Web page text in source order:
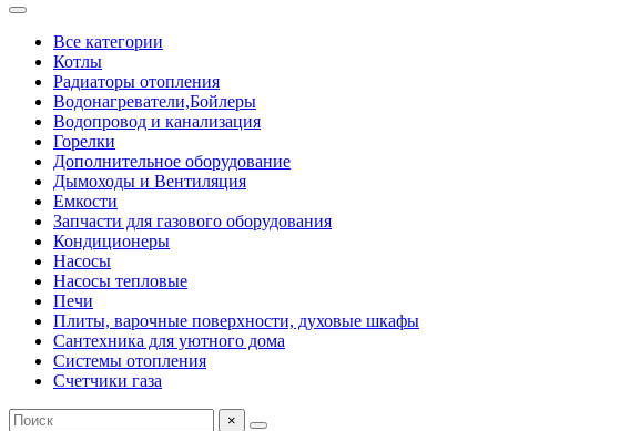
Все категории
Котлы
Радиаторы отопления
Водонагреватели,Бойлеры
Водопровод и канализация
Горелки
Дополнительное оборудование
Дымоходы и Вентиляция
Емкости
Запчасти для газового оборудования
Кондиционеры
Насосы
Насосы тепловые
Печи
Плиты, варочные поверхности, духовые шкафы
Сантехника для уютного дома
Системы отопления
Счетчики газа
×